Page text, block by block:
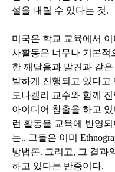
설을 내릴 수 있다는 것.
미국은 학교 교육에서
사활동은 너무나 기본적
한 깨달음과 발견과 같
발하게 진행되고 있다고
도나켈리 교수와 함께
아이디어 창출을 하고
런 활동을 교육에 반영
는.. 그들은 이미
방법론. 그리고, 그 결과
하고 있다는 반증이다.